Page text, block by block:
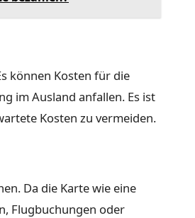
können Kosten für die
im Ausland anfallen. Es ist
Kosten zu vermeiden.
Da die Karte wie eine
Flugbuchungen oder